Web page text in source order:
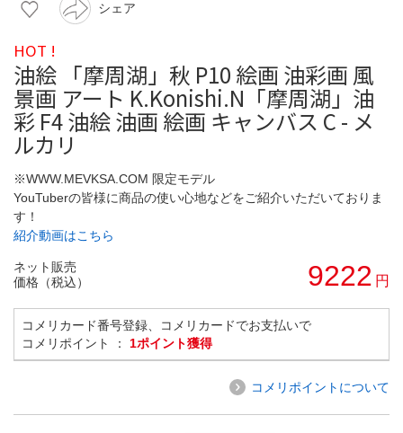
シェア
HOT !
油絵 「摩周湖」秋 P10 絵画 油彩画 風
景画 アート K.Konishi.N「摩周湖」油
彩 F4 油絵 油画 絵画 キャンバス C - メ
ルカリ
※WWW.MEVKSA.COM 限定モデル
YouTuberの皆様に商品の使い心地などをご紹介いただいておりま
す！
紹介動画はこちら
ネット販売
価格（税込）
9222 円
コメリカード番号登録、コメリカードでお支払いで
コメリポイント ： 1ポイント獲得
コメリポイントについて